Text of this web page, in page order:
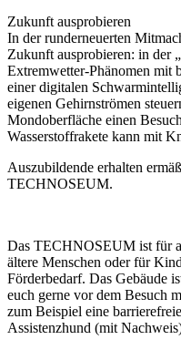
Zukunft ausprobieren
In der runderneuerten
Zukunft ausprobieren: in der
Extremwetter-Phänomen mit
einer digitalen
eigenen Gehirnströmen
Mondoberfläche einen
Wasserstoffrakete kann mit
Auszubildende erhalten
TECHNOSEUM.
Das TECHNOSEUM ist für
ältere Menschen oder für
Förderbedarf. Das Gebäude
euch gerne vor dem Besuch
zum Beispiel eine
Assistenzhund (mit